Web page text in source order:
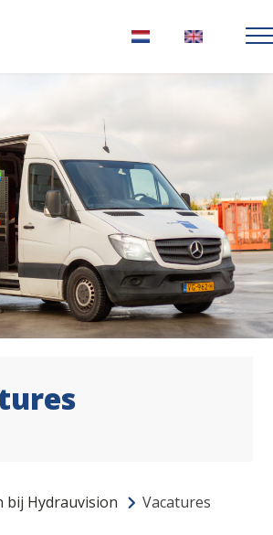
NederlandsEnglish
bij Hydrauvision Vacatures